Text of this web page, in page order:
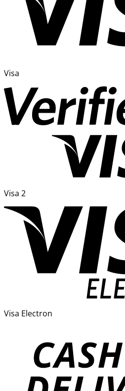
Visa
Visa 2
Visa Electron